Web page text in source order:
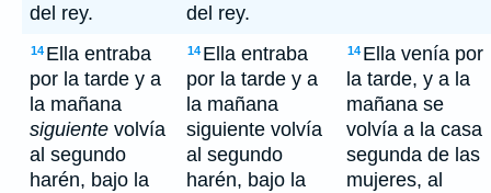
del rey.
del rey.
14 Ella entraba
por la tarde y a
la mañana
siguiente volvía
al segundo
harén, bajo la
14 Ella entraba
por la tarde y a
la mañana
siguiente volvía
al segundo
harén, bajo la
14 Ella venía por
la tarde, y a la
mañana se
volvía a la casa
segunda de las
mujeres, al